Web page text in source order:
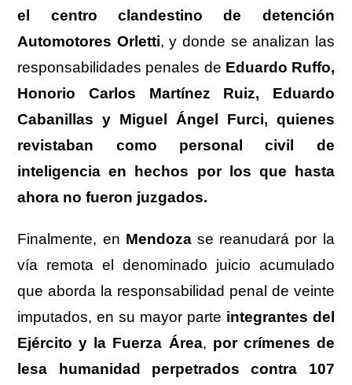
el centro clandestino de detención
Automotores Orletti, y donde se analizan las
responsabilidades penales de Eduardo Ruffo,
Honorio Carlos Martínez Ruiz, Eduardo
Cabanillas y Miguel Ángel Furci, quienes
revistaban como personal civil de
inteligencia en hechos por los que hasta
ahora no fueron juzgados.
Finalmente, en Mendozase reanudará por la
vía remota el denominado juicio acumulado
que aborda la responsabilidad penal de veinte
imputados, en su mayor parte integrantes del
Ejército y la Fuerza Área, por crímenes de
lesa humanidad perpetrados contra 107